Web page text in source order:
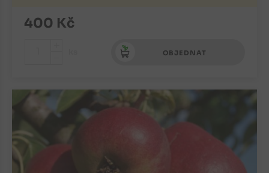
400 Kč
OBJEDNAT